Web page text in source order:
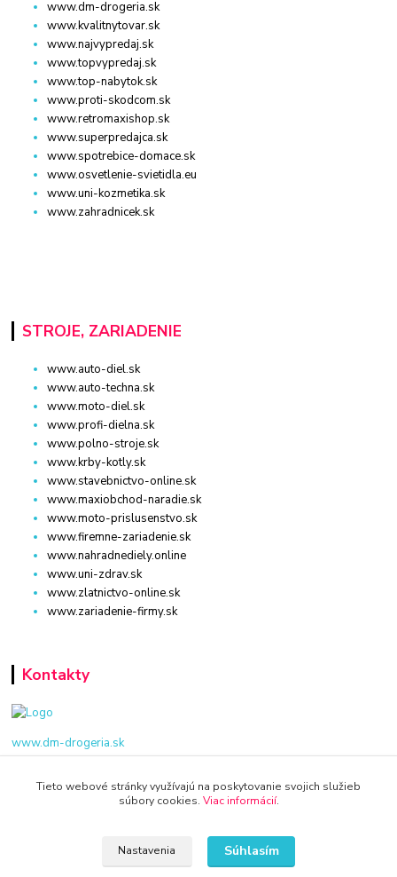
www.dm-drogeria.sk
www.kvalitnytovar.sk
www.najvypredaj.sk
www.topvypredaj.sk
www.top-nabytok.sk
www.proti-skodcom.sk
www.retromaxishop.sk
www.superpredajca.sk
www.spotrebice-domace.sk
www.osvetlenie-svietidla.eu
www.uni-kozmetika.sk
www.zahradnicek.sk
STROJE, ZARIADENIE
www.auto-diel.sk
www.auto-techna.sk
www.moto-diel.sk
www.profi-dielna.sk
www.polno-stroje.sk
www.krby-kotly.sk
www.stavebnictvo-online.sk
www.maxiobchod-naradie.sk
www.moto-prislusenstvo.sk
www.firemne-zariadenie.sk
www.nahradnediely.online
www.uni-zdrav.sk
www.zlatnictvo-online.sk
www.zariadenie-firmy.sk
Kontakty
www.dm-drogeria.sk
Viktória
+421 940 949 000
Tieto webové stránky využívajú na poskytovanie svojich služieb
súbory cookies. Viac informácií.
Nastavenia Súhlasím